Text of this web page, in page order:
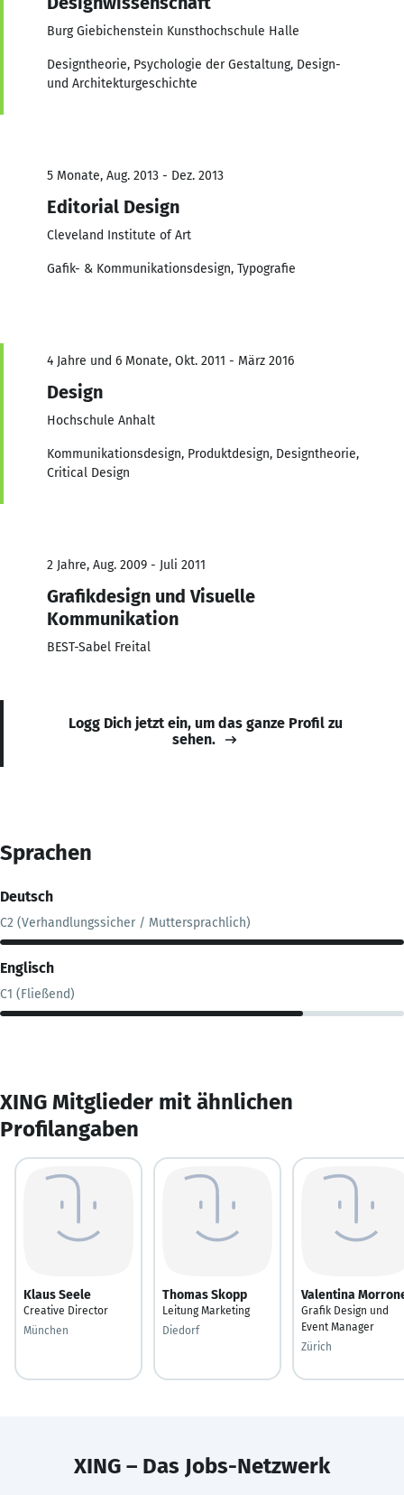
Burg Giebichenstein Kunsthochschule Halle
Designtheorie, Psychologie der Gestaltung, Design-
und Architekturgeschichte
5 Monate, Aug. 2013 - Dez. 2013
Editorial Design
Cleveland Institute of Art
Gafik- & Kommunikationsdesign, Typografie
4 Jahre und 6 Monate, Okt. 2011 - März 2016
Design
Hochschule Anhalt
Kommunikationsdesign, Produktdesign, Designtheorie,
Critical Design
2 Jahre, Aug. 2009 - Juli 2011
Grafikdesign und Visuelle
Kommunikation
BEST-Sabel Freital
Logg Dich jetzt ein, um das ganze Profil zu
sehen.
Sprachen
Deutsch
C2 (Verhandlungssicher / Muttersprachlich)
Englisch
C1 (Fließend)
XING Mitglieder mit ähnlichen
Profilangaben
Klaus Seele
Creative Director
München
Thomas Skopp
Leitung Marketing
Diedorf
Valentina
Grafik Design und
Event Manager
Zürich
XING – Das Jobs-Netzwerk